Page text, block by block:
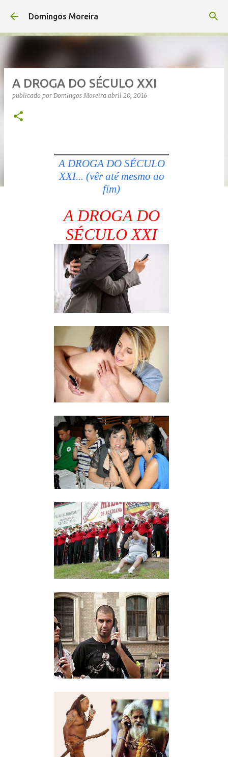
Avançar para o conteúdo principal
Domingos Moreira
A DROGA DO SÉCULO XXI
publicado por Domingos Moreira abril 20, 2016
A DROGA DO SÉCULO
XXI... (vêr até mesmo ao
fim)
A DROGA DO
SÉCULO XXI